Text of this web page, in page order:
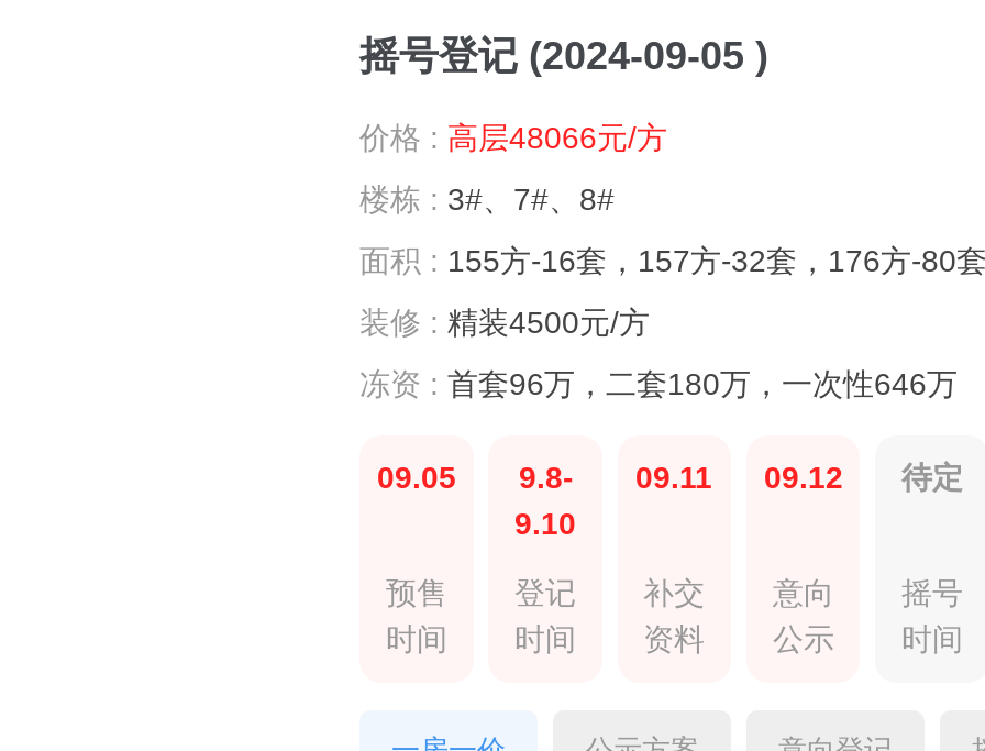
摇号登记 (2024-09-05 )
价格 : 高层48066元/方
楼栋 : 3#、7#、8#
面积 : 155方-16套，157方-32套，176方-80
装修 : 精装4500元/方
冻资 : 首套96万，二套180万，一次性646万
09.05
预售
时间
9.8-
9.10
登记
时间
09.11
补交
资料
09.12
意向
公示
待定
摇号
时间